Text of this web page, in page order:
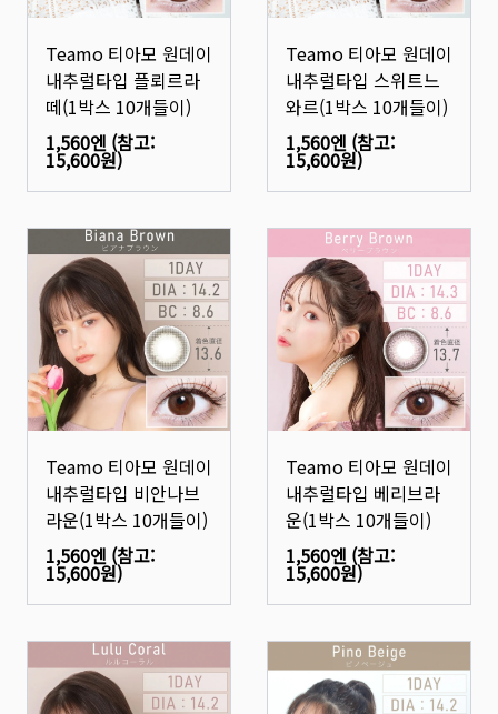
Teamo 티아모 원데이
내추럴타입 플뢰르라
떼(1박스 10개들이)
1,560엔 (참고:
15,600원)
Teamo 티아모 원데이
내추럴타입 스위트느
와르(1박스 10개들이)
1,560엔 (참고:
15,600원)
Teamo 티아모 원데이
내추럴타입 비안나브
라운(1박스 10개들이)
1,560엔 (참고:
15,600원)
Teamo 티아모 원데이
내추럴타입 베리브라
운(1박스 10개들이)
1,560엔 (참고:
15,600원)